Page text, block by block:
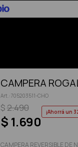
CAMPERA
705203511-CHO
$ 1.690
$2.490
CAMPERA REVERSIBLE DE